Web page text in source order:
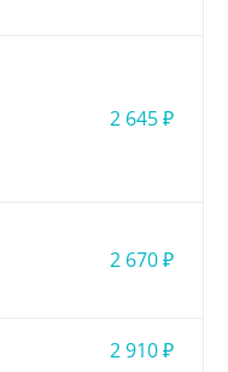
2 645 ₽
2 670 ₽
2 910 ₽